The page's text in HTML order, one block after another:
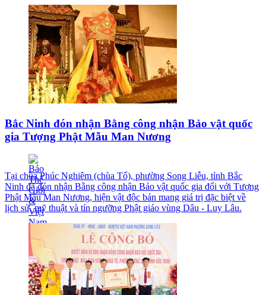
Bắc Ninh đón nhận Bằng công nhận Bảo vật quốc
gia Tượng Phật Mẫu Man Nương
Tại chùa Phúc Nghiêm (chùa Tổ), phường Song Liễu, tỉnh Bắc
Ninh đã đón nhận Bằng công nhận Bảo vật quốc gia đối với Tượng
Phật Mẫu Man Nương, hiện vật độc bản mang giá trị đặc biệt về
lịch sử, mỹ thuật và tín ngưỡng Phật giáo vùng Dâu - Luy Lâu.